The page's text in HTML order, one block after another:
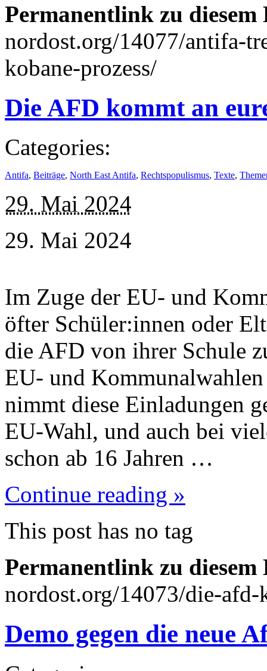
Permanentlink zu
nordost.org/14077/antifa-
kobane-prozess/
Die AFD kommt an
Categories:
Antifa, Beiträge, North East Antifa, Rechtspopulismus, Texte,
29. Mai 2024
29. Mai 2024
Im Zuge der EU- und
öfter Schüler:innen oder
die AFD von ihrer Schule
EU- und
nimmt diese Einladungen
EU-Wahl, und auch bei
schon ab 16 Jahren …
Continue reading »
This post has no tag
Permanentlink zu
nordost.org/14073/die-
Demo gegen die neue